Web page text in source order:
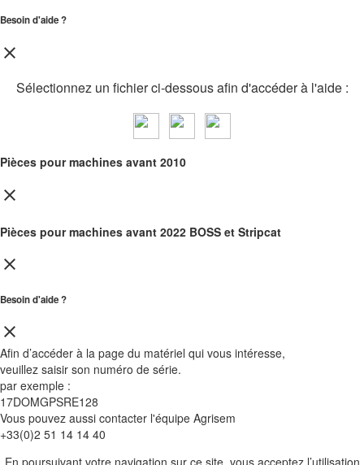
Besoin d'aide ?
close
Sélectionnez un fichier ci-dessous afin d'accéder à l'aide :
Pièces pour machines avant 2010
close
Pièces pour machines avant 2022 BOSS et Stripcat
close
Besoin d'aide ?
close
Afin d’accéder à la page du matériel qui vous intéresse,
veuillez saisir son numéro de série.
par exemple :
17DOMGPSRE128
Vous pouvez aussi contacter l'équipe Agrisem
+33(0)2 51 14 14 40